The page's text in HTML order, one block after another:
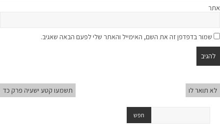
אתר
שמור בדפדפן זה את השם, האימייל והאתר שלי לפעם הבאה שאגיב.
לא תואר לו תשמעו קטע ישעיה פרק כד